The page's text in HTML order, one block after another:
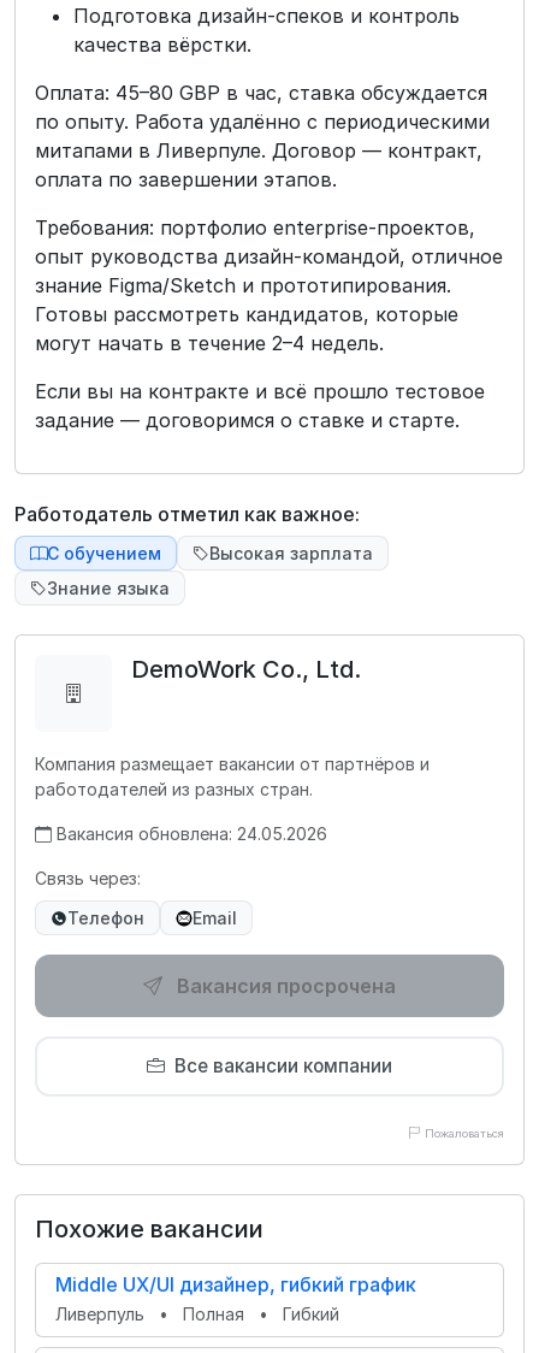
Подготовка дизайн-спеков и контроль
качества вёрстки.
Оплата: 45–80 GBP в час, ставка обсуждается
по опыту. Работа удалённо с периодическими
митапами в Ливерпуле. Договор — контракт,
оплата по завершении этапов.
Требования: портфолио enterprise-проектов,
опыт руководства дизайн-командой, отличное
знание Figma/Sketch и прототипирования.
Готовы рассмотреть кандидатов, которые
могут начать в течение 2–4 недель.
Если вы на контракте и всё прошло тестовое
задание — договоримся о ставке и старте.
Работодатель отметил как важное:
С обучением
Высокая зарплата
Знание языка
DemoWork Co., Ltd.
Компания размещает вакансии от партнёров и
работодателей из разных стран.
Вакансия обновлена: 24.05.2026
Связь через:
Телефон
Email
Вакансия просрочена
Все вакансии компании
Пожаловаться
Похожие вакансии
Middle UX/UI дизайнер, гибкий график
Ливерпуль • Полная • Гибкий